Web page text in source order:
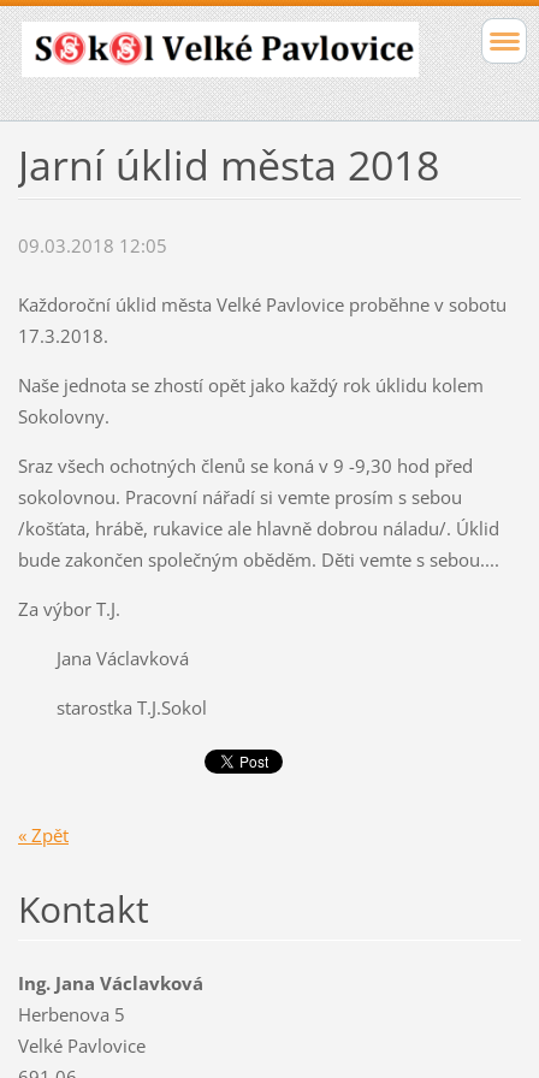
Jarní úklid města 2018
09.03.2018 12:05
Každoroční úklid města Velké Pavlovice proběhne v sobotu
17.3.2018.
Naše jednota se zhostí opět jako každý rok úklidu kolem
Sokolovny.
Sraz všech ochotných členů se koná v 9 -9,30 hod před
sokolovnou. Pracovní nářadí si vemte prosím s sebou
/košťata, hrábě, rukavice ale hlavně dobrou náladu/. Úklid
bude zakončen společným oběděm. Děti vemte s sebou....
Za výbor T.J.
Jana Václavková
starostka T.J.Sokol
« Zpět
Kontakt
Ing. Jana Václavková
Herbenova 5
Velké Pavlovice